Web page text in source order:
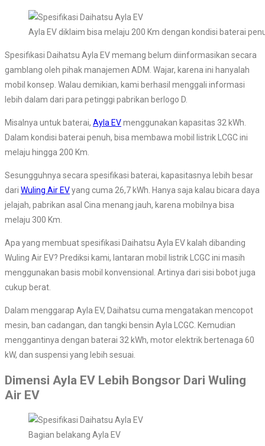
Ayla EV diklaim bisa melaju 200 Km dengan kondisi baterai
Spesifikasi Daihatsu Ayla EV memang belum diinformasikan secara
gamblang oleh pihak manajemen ADM. Wajar, karena ini hanyalah
mobil konsep. Walau demikian, kami berhasil menggali informasi
lebih dalam dari para petinggi pabrikan berlogo D.
Misalnya untuk baterai, Ayla EVmenggunakan kapasitas 32 kWh.
Dalam kondisi baterai penuh, bisa membawa mobil listrik LCGC ini
melaju hingga 200 Km.
Sesungguhnya secara spesifikasi baterai, kapasitasnya lebih besar
dari Wuling Air EVyang cuma 26,7 kWh. Hanya saja kalau bicara daya
jelajah, pabrikan asal Cina menang jauh, karena mobilnya bisa
melaju 300 Km.
Apa yang membuat spesifikasi Daihatsu Ayla EV kalah dibanding
Wuling Air EV? Prediksi kami, lantaran mobil listrik LCGC ini masih
menggunakan basis mobil konvensional. Artinya dari sisi bobot juga
cukup berat.
Dalam menggarap Ayla EV, Daihatsu cuma mengatakan mencopot
mesin, ban cadangan, dan tangki bensin Ayla LCGC. Kemudian
menggantinya dengan baterai 32 kWh, motor elektrik bertenaga 60
kW, dan suspensi yang lebih sesuai.
Dimensi Ayla EV Lebih Bongsor Dari Wuling
Air EV
Bagian belakang Ayla EV